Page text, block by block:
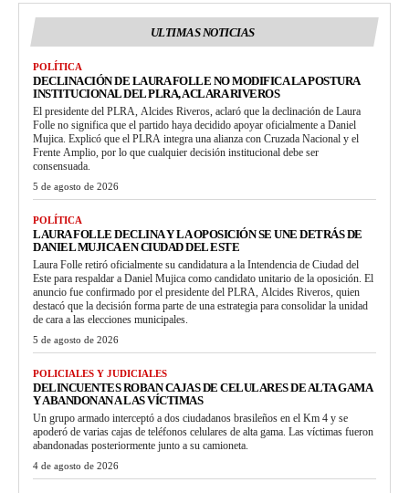
ULTIMAS NOTICIAS
POLÍTICA
DECLINACIÓN DE LAURA FOLLE NO MODIFICA LA POSTURA
INSTITUCIONAL DEL PLRA, ACLARA RIVEROS
El presidente del PLRA, Alcides Riveros, aclaró que la declinación de Laura
Folle no significa que el partido haya decidido apoyar oficialmente a Daniel
Mujica. Explicó que el PLRA integra una alianza con Cruzada Nacional y el
Frente Amplio, por lo que cualquier decisión institucional debe ser
consensuada.
5 de agosto de 2026
POLÍTICA
LAURA FOLLE DECLINA Y LA OPOSICIÓN SE UNE DETRÁS DE
DANIEL MUJICA EN CIUDAD DEL ESTE
Laura Folle retiró oficialmente su candidatura a la Intendencia de Ciudad del
Este para respaldar a Daniel Mujica como candidato unitario de la oposición. El
anuncio fue confirmado por el presidente del PLRA, Alcides Riveros, quien
destacó que la decisión forma parte de una estrategia para consolidar la unidad
de cara a las elecciones municipales.
5 de agosto de 2026
POLICIALES Y JUDICIALES
DELINCUENTES ROBAN CAJAS DE CELULARES DE ALTA GAMA
Y ABANDONAN A LAS VÍCTIMAS
Un grupo armado interceptó a dos ciudadanos brasileños en el Km 4 y se
apoderó de varias cajas de teléfonos celulares de alta gama. Las víctimas fueron
abandonadas posteriormente junto a su camioneta.
4 de agosto de 2026